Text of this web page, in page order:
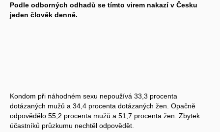
Podle odborných odhadů se tímto virem nakazí v Česku
jeden člověk denně.
Kondom při náhodném sexu nepoužívá 33,3 procenta
dotázaných mužů a 34,4 procenta dotázaných žen. Opačně
odpovědělo 55,2 procenta mužů a 51,7 procenta žen. Zbytek
účastníků průzkumu nechtěl odpovědět.